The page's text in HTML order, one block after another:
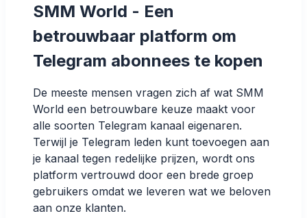
SMM World - Een
betrouwbaar platform om
Telegram abonnees te kopen
De meeste mensen vragen zich af wat SMM
World een betrouwbare keuze maakt voor
alle soorten Telegram kanaal eigenaren.
Terwijl je Telegram leden kunt toevoegen aan
je kanaal tegen redelijke prijzen, wordt ons
platform vertrouwd door een brede groep
gebruikers omdat we leveren wat we beloven
aan onze klanten.